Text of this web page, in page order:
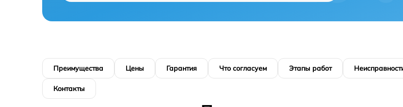
Преимущества Цены Гарантия Что согласуем Этапы работ
Контакты